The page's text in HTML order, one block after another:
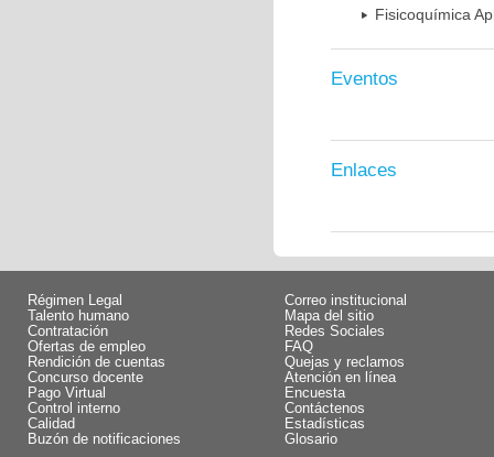
Fisicoquímica
Eventos
Enlaces
Régimen Legal
Talento humano
Contratación
Ofertas de empleo
Rendición de cuentas
Concurso docente
Pago Virtual
Control interno
Calidad
Buzón de notificaciones
Correo institucional
Mapa del sitio
Redes Sociales
FAQ
Quejas y reclamos
Atención en línea
Encuesta
Contáctenos
Estadísticas
Glosario